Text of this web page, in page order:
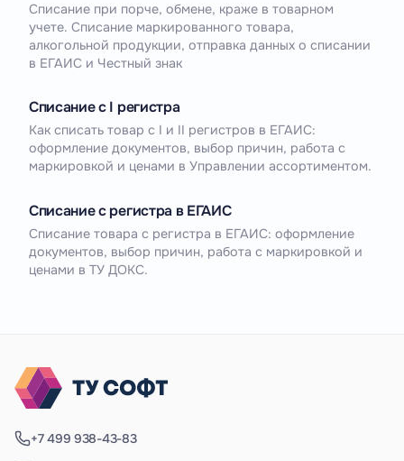
Списание при порче, обмене, краже в товарном
учете. Списание маркированного товара,
алкогольной продукции, отправка данных о списании
в ЕГАИС и Честный знак
Списание с I регистра
Как списать товар с I и II регистров в ЕГАИС:
оформление документов, выбор причин, работа с
маркировкой и ценами в Управлении ассортиментом.
Списание с регистра в ЕГАИС
Списание товара с регистра в ЕГАИС: оформление
документов, выбор причин, работа с маркировкой и
ценами в ТУ ДОКС.
+7 499 938-43-83